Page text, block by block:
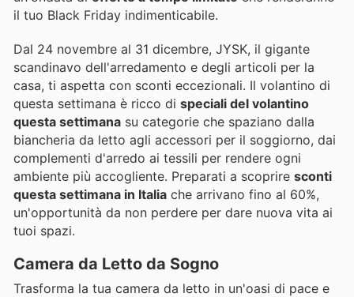
il tuo Black Friday indimenticabile.
Dal 24 novembre al 31 dicembre, JYSK, il gigante
scandinavo dell'arredamento e degli articoli per la
casa, ti aspetta con sconti eccezionali. Il volantino di
questa settimana è ricco di speciali del volantino
questa settimana su categorie che spaziano dalla
biancheria da letto agli accessori per il soggiorno, dai
complementi d'arredo ai tessili per rendere ogni
ambiente più accogliente. Preparati a scoprire sconti
questa settimana in Italia che arrivano fino al 60%,
un'opportunità da non perdere per dare nuova vita ai
tuoi spazi.
Camera da Letto da Sogno
Trasforma la tua camera da letto in un'oasi di pace e